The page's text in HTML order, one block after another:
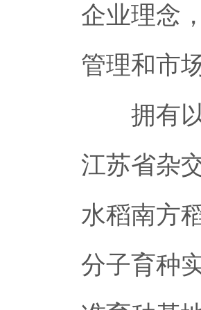
企业理念
管理和市
拥有以
江苏省杂
水稻南方
分子育种